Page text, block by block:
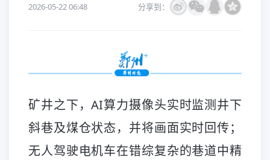
2026-05-22 06:48 分享到：
矿井之下，AI算力摄像头实时监测井下
斜巷及煤仓状态，并将画面实时回传；
无人驾驶电机车在错综复杂的巷道中精